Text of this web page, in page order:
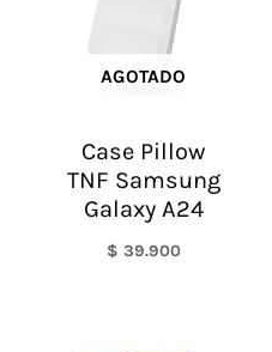
AGOTADO
Case Pillow
TNF Samsung
Galaxy A24
$ 39.900